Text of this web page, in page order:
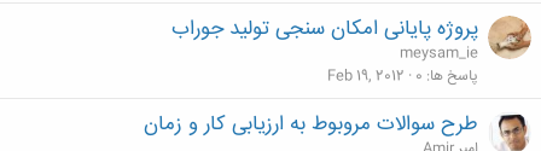
پروژه پایانی امکان سنجی تولید جوراب
meysam_ie
پاسخ ها 0
Feb 19, 2012
طرح سوالات مروبوط به ارزیابی کار و زمان